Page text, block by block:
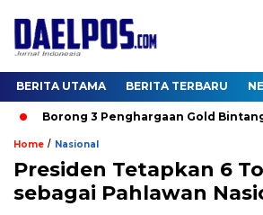
BERITA UTAMA BERITA TERBARU
Borong 3 Penghargaan Gold Bintang 4,
Home / Nasional
Presiden Tetapkan 6
sebagai Pahlawan